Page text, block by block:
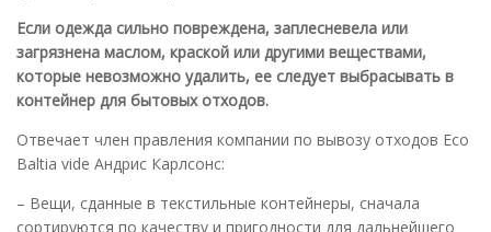
Если одежда сильно повреждена, заплесневела или
загрязнена маслом, краской или другими веществами,
которые невозможно удалить, ее следует выбрасывать в
контейнер для бытовых отходов.
Отвечает член правления компании по вывозу отходов Eco
Baltia vide Андрис Карлсонс:
– Вещи, сданные в текстильные контейнеры, сначала
сортируются по качеству и пригодности для дальнейшего